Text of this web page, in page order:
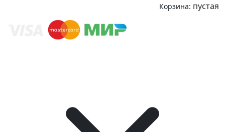
Корзина: пустая